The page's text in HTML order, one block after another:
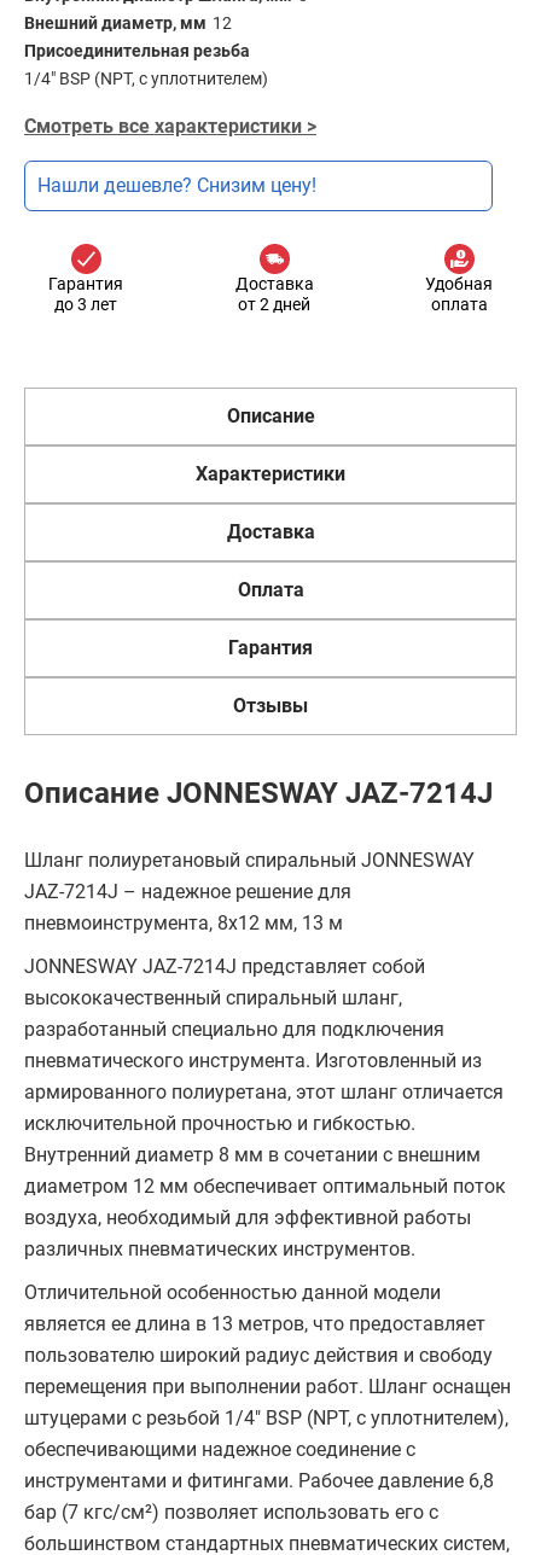
Внешний диаметр, мм 12
Присоединительная резьба
1/4" BSP (NPT, с уплотнителем)
Смотреть все характеристики >
Нашли дешевле? Снизим цену!
Гарантия
до 3 лет
Доставка
от 2 дней
Удобная
оплата
Описание
Характеристики
Доставка
Оплата
Гарантия
Отзывы
Описание JONNESWAY JAZ-7214J
Шланг полиуретановый спиральный JONNESWAY
JAZ-7214J – надежное решение для
пневмоинструмента, 8х12 мм, 13 м
JONNESWAY JAZ-7214J представляет собой
высококачественный спиральный шланг,
разработанный специально для подключения
пневматического инструмента. Изготовленный из
армированного полиуретана, этот шланг отличается
исключительной прочностью и гибкостью.
Внутренний диаметр 8 мм в сочетании с внешним
диаметром 12 мм обеспечивает оптимальный поток
воздуха, необходимый для эффективной работы
различных пневматических инструментов.
Отличительной особенностью данной модели
является ее длина в 13 метров, что предоставляет
пользователю широкий радиус действия и свободу
перемещения при выполнении работ. Шланг оснащен
штуцерами с резьбой 1/4" BSP (NPT, с уплотнителем),
обеспечивающими надежное соединение с
инструментами и фитингами. Рабочее давление 6,8
бар (7 кгс/см²) позволяет использовать его с
большинством стандартных пневматических систем,